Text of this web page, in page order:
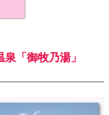
「御牧乃湯」